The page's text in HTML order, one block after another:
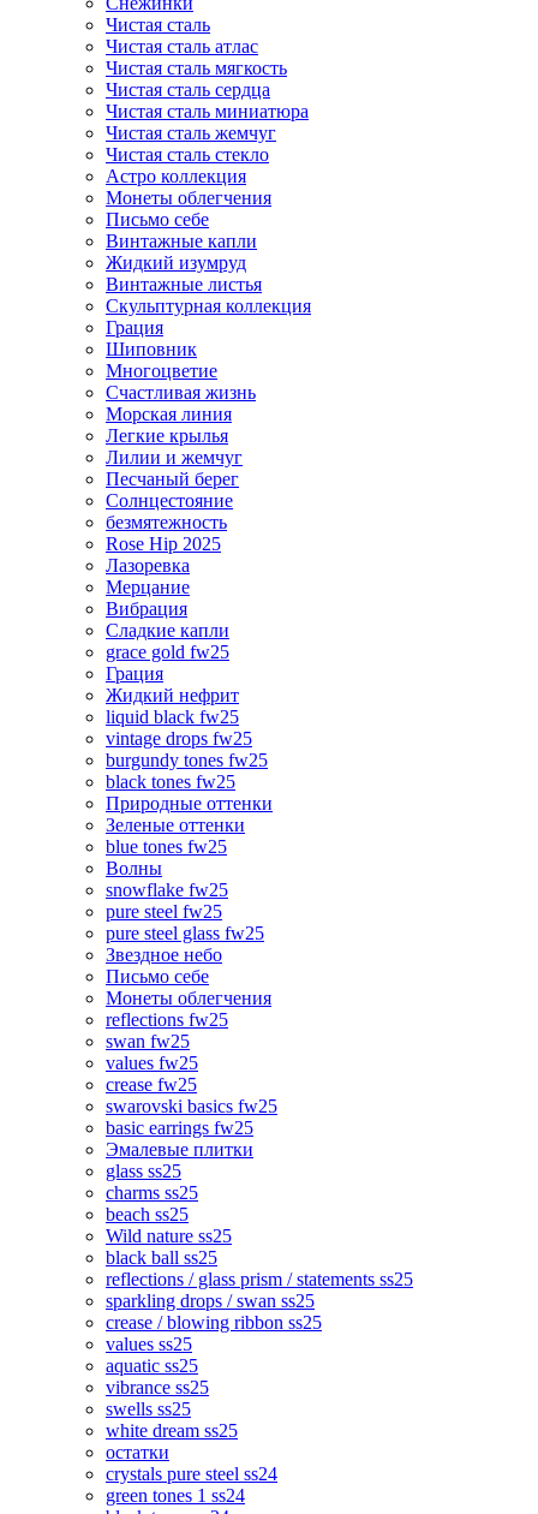
Чистая сталь
Чистая сталь атлас
Чистая сталь мягкость
Чистая сталь сердца
Чистая сталь миниатюра
Чистая сталь жемчуг
Чистая сталь стекло
Астро коллекция
Монеты облегчения
Письмо себе
Винтажные капли
Жидкий изумруд
Винтажные листья
Скульптурная коллекция
Грация
Шиповник
Многоцветие
Счастливая жизнь
Морская линия
Легкие крылья
Лилии и жемчуг
Песчаный берег
Солнцестояние
безмятежность
Rose Hip 2025
Лазоревка
Мерцание
Вибрация
Сладкие капли
grace gold fw25
Грация
Жидкий нефрит
liquid black fw25
vintage drops fw25
burgundy tones fw25
black tones fw25
Природные оттенки
Зеленые оттенки
blue tones fw25
Волны
snowflake fw25
pure steel fw25
pure steel glass fw25
Звездное небо
Письмо себе
Монеты облегчения
reflections fw25
swan fw25
values fw25
crease fw25
swarovski basics fw25
basic earrings fw25
Эмалевые плитки
glass ss25
charms ss25
beach ss25
Wild nature ss25
black ball ss25
reflections / glass prism / statements ss25
sparkling drops / swan ss25
crease / blowing ribbon ss25
values ss25
aquatic ss25
vibrance ss25
swells ss25
white dream ss25
остатки
crystals pure steel ss24
green tones 1 ss24